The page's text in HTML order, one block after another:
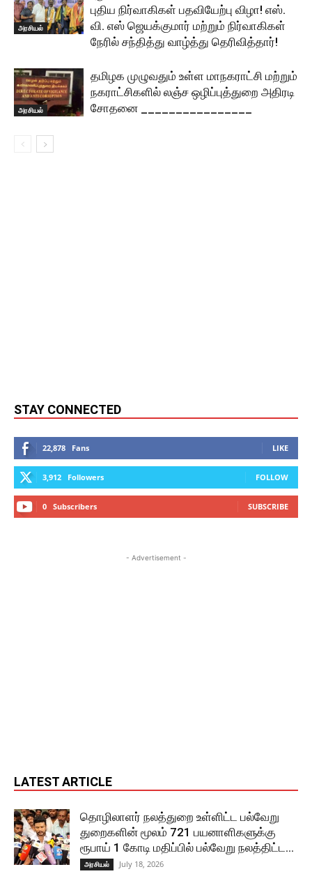
அரசியல்
புதிய நிர்வாகிகள் பதவியேற்பு விழா! எஸ்.
வி. எஸ் ஜெயக்குமார் மற்றும் நிர்வாகிகள்
நேரில் சந்தித்து வாழ்த்து தெரிவித்தார்!
அரசியல்
தமிழக முழுவதும் உள்ள மாநகராட்சி மற்றும்
நகராட்சிகளில் லஞ்ச ஒழிப்புத்துறை அதிரடி
சோதனை ________________
STAY CONNECTED
22,878 Fans LIKE
3,912 Followers FOLLOW
0 Subscribers SUBSCRIBE
- Advertisement -
LATEST ARTICLE
தொழிலாளர் நலத்துறை உள்ளிட்ட பல்வேறு
துறைகளின் மூலம் 721 பயனாளிகளுக்கு
ரூபாய் 1 கோடி மதிப்பில் பல்வேறு நலத்திட்ட...
அரசியல் July 18, 2026